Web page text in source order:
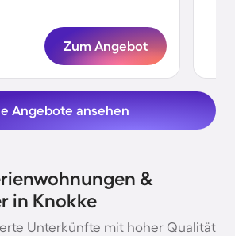
Zum Angebot
Angebote ansehen
&
in Knokke
Unterkünfte mit hoher Qualität